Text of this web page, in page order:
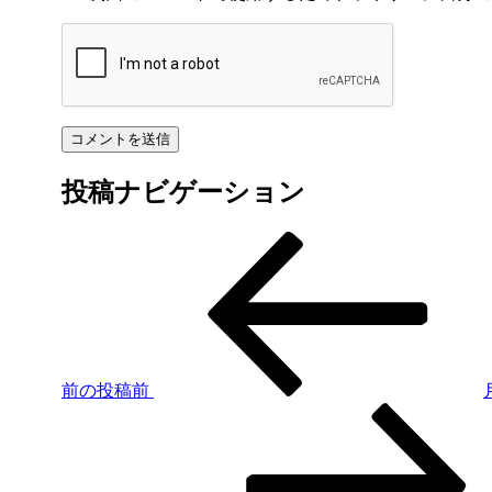
投稿ナビゲーション
前の投稿前